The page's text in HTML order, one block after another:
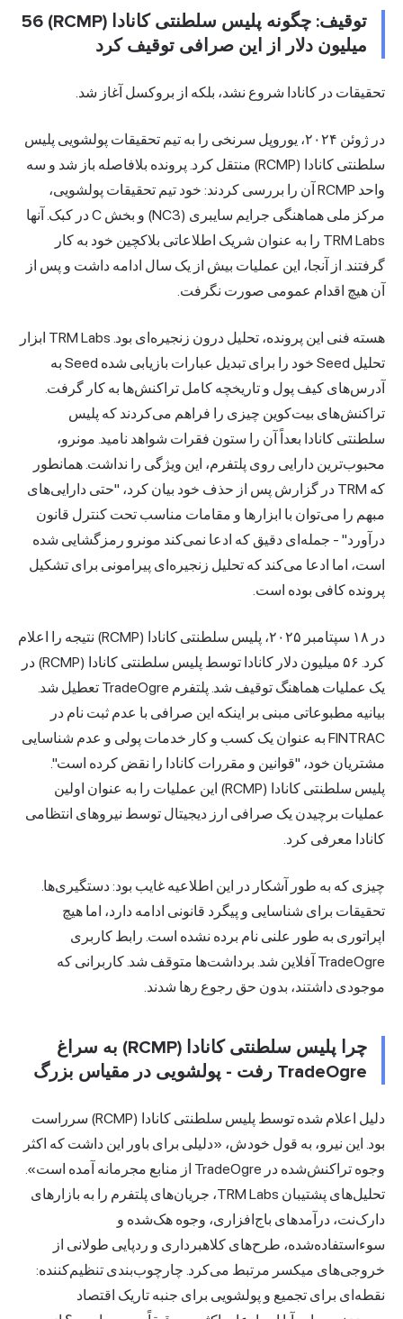
توقیف: چگونه پلیس سلطنتی کانادا (RCMP) 56
میلیون دلار از این صرافی توقیف کرد
تحقیقات در کانادا شروع نشد، بلکه از بروکسل آغاز شد.
در ژوئن ۲۰۲۴، یوروپل سرنخی را به تیم تحقیقات پولشویی پلیس
سلطنتی کانادا (RCMP) منتقل کرد. پرونده بلافاصله باز شد و سه
واحد RCMP آن را بررسی کردند: خود تیم تحقیقات پولشویی،
مرکز ملی هماهنگی جرایم سایبری (NC3) و بخش C در کبک. آنها
TRM Labs را به عنوان شریک اطلاعاتی بلاکچین خود به کار
گرفتند. از آنجا، این عملیات بیش از یک سال ادامه داشت و پس از
آن هیچ اقدام عمومی صورت نگرفت.
هسته فنی این پرونده، تحلیل درون زنجیره‌ای بود. TRM Labs ابزار
تحلیل Seed خود را برای تبدیل عبارات بازیابی شده Seed به
آدرس‌های کیف پول و تاریخچه کامل تراکنش‌ها به کار گرفت.
تراکنش‌های بیت‌کوین چیزی را فراهم می‌کردند که پلیس
سلطنتی کانادا بعداً آن را ستون فقرات شواهد نامید. مونرو،
محبوب‌ترین دارایی روی پلتفرم، این ویژگی را نداشت. همانطور
که TRM در گزارش پس از حذف خود بیان کرد، "حتی دارایی‌های
مبهم را می‌توان با ابزارها و مقامات مناسب تحت کنترل قانون
درآورد" - جمله‌ای دقیق که ادعا نمی‌کند مونرو رمزگشایی شده
است، اما ادعا می‌کند که تحلیل زنجیره‌ای پیرامونی برای تشکیل
پرونده کافی بوده است.
در ۱۸ سپتامبر ۲۰۲۵، پلیس سلطنتی کانادا (RCMP) نتیجه را اعلام
کرد. ۵۶ میلیون دلار کانادا توسط پلیس سلطنتی کانادا (RCMP) در
یک عملیات هماهنگ توقیف شد. پلتفرم TradeOgre تعطیل شد.
بیانیه مطبوعاتی مبنی بر اینکه این صرافی با عدم ثبت نام در
FINTRAC به عنوان یک کسب و کار خدمات پولی و عدم شناسایی
مشتریان خود، "قوانین و مقررات کانادا را نقض کرده است".
پلیس سلطنتی کانادا (RCMP) این عملیات را به عنوان اولین
عملیات برچیدن یک صرافی ارز دیجیتال توسط نیروهای انتظامی
کانادا معرفی کرد.
چیزی که به طور آشکار در این اطلاعیه غایب بود: دستگیری‌ها.
تحقیقات برای شناسایی و پیگرد قانونی ادامه دارد، اما هیچ
اپراتوری به طور علنی نام برده نشده است. رابط کاربری
TradeOgre آفلاین شد. برداشت‌ها متوقف شد. کاربرانی که
موجودی داشتند، بدون حق رجوع رها شدند.
چرا پلیس سلطنتی کانادا (RCMP) به سراغ
TradeOgre رفت - پولشویی در مقیاس بزرگ
دلیل اعلام شده توسط پلیس سلطنتی کانادا (RCMP) سرراست
بود. این نیرو، به قول خودش، «دلیلی برای باور این داشت که اکثر
وجوه تراکنش‌شده در TradeOgre از منابع مجرمانه آمده است».
تحلیل‌های پشتیبان TRM Labs، جریان‌های پلتفرم را به بازارهای
دارک‌نت، درآمدهای باج‌افزاری، وجوه هک‌شده و
سوءاستفاده‌شده، طرح‌های کلاهبرداری و ردپایی طولانی از
خروجی‌های میکسر مرتبط می‌کرد. چارچوب‌بندی تنظیم‌کننده:
نقطه‌ای برای تجمیع و پولشویی برای جنبه تاریک اقتصاد